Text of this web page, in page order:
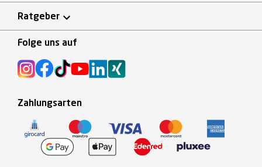
Ratgeber
Folge uns auf
Zahlungsarten